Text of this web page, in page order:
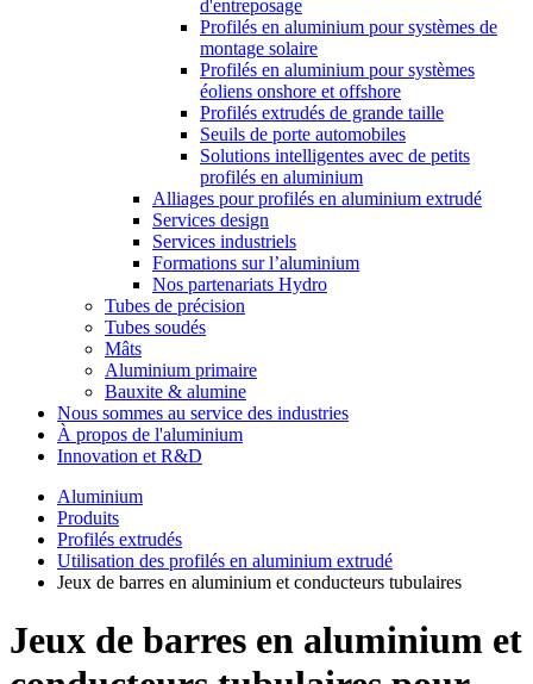
d'entreposage
Profilés en aluminium pour systèmes de
montage solaire
Profilés en aluminium pour systèmes
éoliens onshore et offshore
Profilés extrudés de grande taille
Seuils de porte automobiles
Solutions intelligentes avec de petits
profilés en aluminium
Alliages pour profilés en aluminium extrudé
Services design
Services industriels
Formations sur l’aluminium
Nos partenariats Hydro
Tubes de précision
Tubes soudés
Mâts
Aluminium primaire
Bauxite & alumine
Nous sommes au service des industries
À propos de l'aluminium
Innovation et R&D
Aluminium
Produits
Profilés extrudés
Utilisation des profilés en aluminium extrudé
Jeux de barres en aluminium et conducteurs tubulaires
Jeux de barres en aluminium et